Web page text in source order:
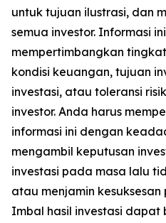
untuk tujuan ilustrasi, dan
semua investor. Informasi
mempertimbangkan
kondisi keuangan, tujuan
investasi, atau toleransi
investor. Anda harus
informasi ini dengan
mengambil keputusan
investasi pada masa lalu
atau menjamin
Imbal hasil investasi dapat